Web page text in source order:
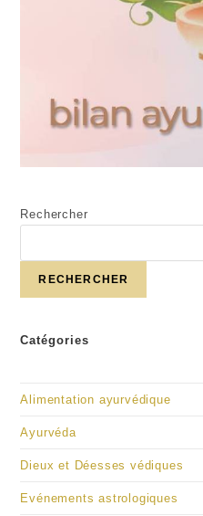
Rechercher
RECHERCHER
Catégories
Alimentation ayurvédique
Ayurvéda
Dieux et Déesses védiques
Evénements astrologiques